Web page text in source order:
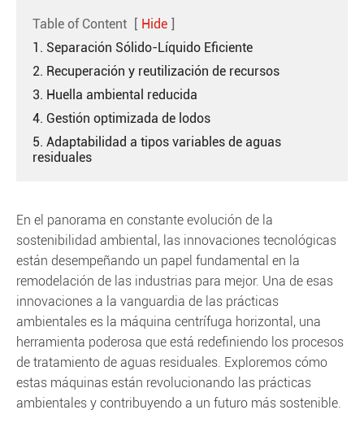
Table of Content [ Hide ]
1. Separación Sólido-Líquido Eficiente
2. Recuperación y reutilización de recursos
3. Huella ambiental reducida
4. Gestión optimizada de lodos
5. Adaptabilidad a tipos variables de aguas
residuales
En el panorama en constante evolución de la
sostenibilidad ambiental, las innovaciones tecnológicas
están desempeñando un papel fundamental en la
remodelación de las industrias para mejor. Una de esas
innovaciones a la vanguardia de las prácticas
ambientales es la máquina centrífuga horizontal, una
herramienta poderosa que está redefiniendo los procesos
de tratamiento de aguas residuales. Exploremos cómo
estas máquinas están revolucionando las prácticas
ambientales y contribuyendo a un futuro más sostenible.